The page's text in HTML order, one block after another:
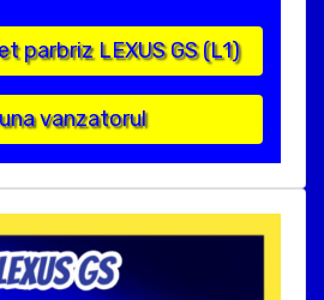
parbriz LEXUS GS (L1)
vanzatorul